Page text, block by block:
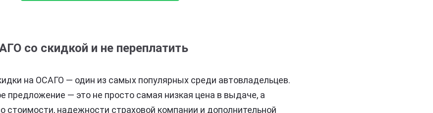
со скидкой и не переплатить
на ОСАГО — один из самых популярных среди автовладельцев.
предложение — это не просто самая низкая цена в выдаче, а
стоимости, надежности страховой компании и дополнительной